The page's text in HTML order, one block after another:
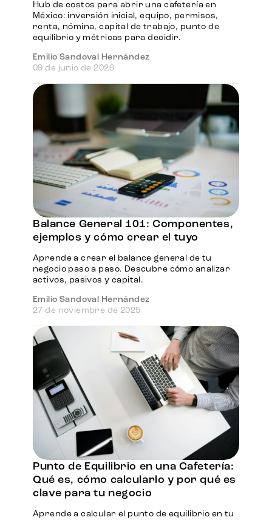
Hub de costos para abrir una cafetería en
México: inversión inicial, equipo, permisos,
renta, nómina, capital de trabajo, punto de
equilibrio y métricas para decidir.
Emilio Sandoval Hernández
09 de junio de 2026
Balance General 101: Componentes,
ejemplos y cómo crear el tuyo
Aprende a crear el balance general de tu
negocio paso a paso. Descubre cómo analizar
activos, pasivos y capital.
Emilio Sandoval Hernández
27 de noviembre de 2025
Punto de Equilibrio en una Cafetería:
Qué es, cómo calcularlo y por qué es
clave para tu negocio
Aprende a calcular el punto de equilibrio en tu